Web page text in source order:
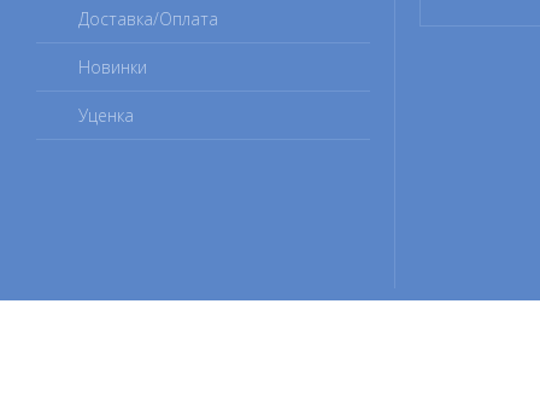
Доставка/Оплата
Новинки
Уценка